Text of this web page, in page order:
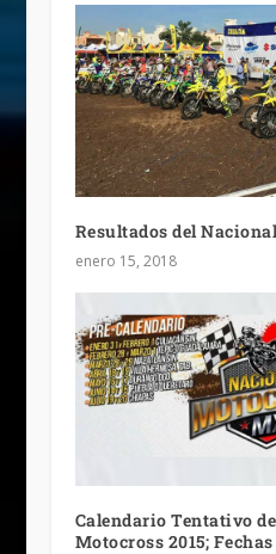
Resultados del
enero 15, 2018
Calendario Tentativo
Motocross 2015; Fechas